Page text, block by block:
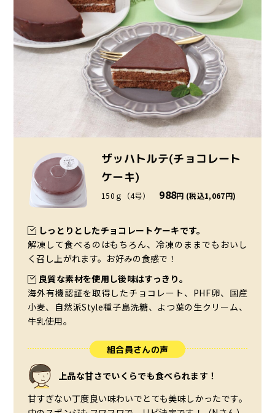
ザッハトルテ(チョコレート
ケーキ)
150ｇ（4号） 988円 (税込1,067円)
しっとりとしたチョコレートケーキです。
解凍して食べるのはもちろん、冷凍のままでもおいし
く召し上がれます。お好みの食感で！
良質な素材を使用し後味はすっきり。
海外有機認証を取得したチョコレート、PHF卵、国産
小麦、自然派Style種子島洗糖、よつ葉の生クリーム、
牛乳使用。
組合員さんの声
上品な甘さでいくらでも食べられます！
甘すぎない丁度良い味わいでとても美味しかったです。